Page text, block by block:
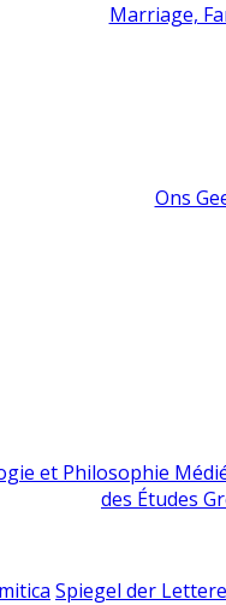
Marriage,
Ons
et Philosophie
des Études
Spiegel der